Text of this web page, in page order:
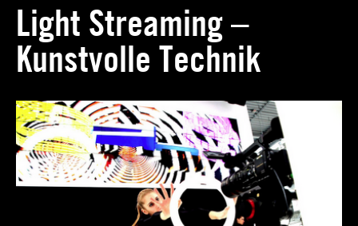
Schlagwortarchiv:
EMO
Messe
Light Streaming –
Kunstvolle Technik